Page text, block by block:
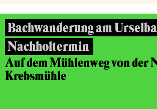
Bachwanderung am
Nachholtermin
Auf dem Mühlenweg von der
Krebsmühle